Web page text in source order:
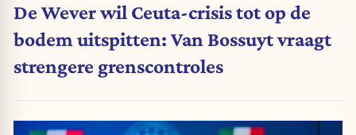
De Wever wil Ceuta-crisis tot op de
bodem uitspitten: Van Bossuyt vraagt
strengere grenscontroles